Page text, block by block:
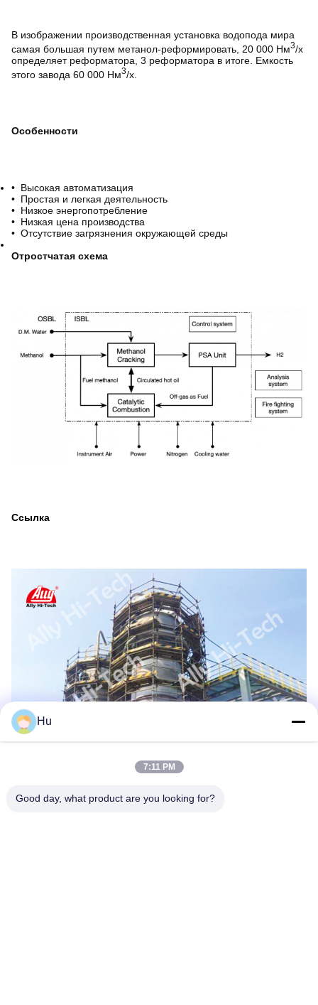
В изображении производственная установка водопода мира
самая большая путем метанол-реформировать, 20 000 Нм3/х
определяет реформатора, 3 реформатора в итоге. Емкость
этого завода 60 000 Нм3/х.
Особенности
• Высокая автоматизация
• Простая и легкая деятельность
• Низкое энергопотребление
• Низкая цена производства
• Отсутствие загрязнения окружающей среды
Отростчатая схема
Ссылка
Hu
7:11 PM
Good day, what product are you looking for?